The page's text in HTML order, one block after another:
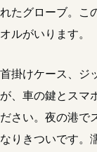
れたグローブ。こ
オルがいります。
首掛けケース、ジ
が、車の鍵とスマ
ださい。夜の港で
なりきついです。